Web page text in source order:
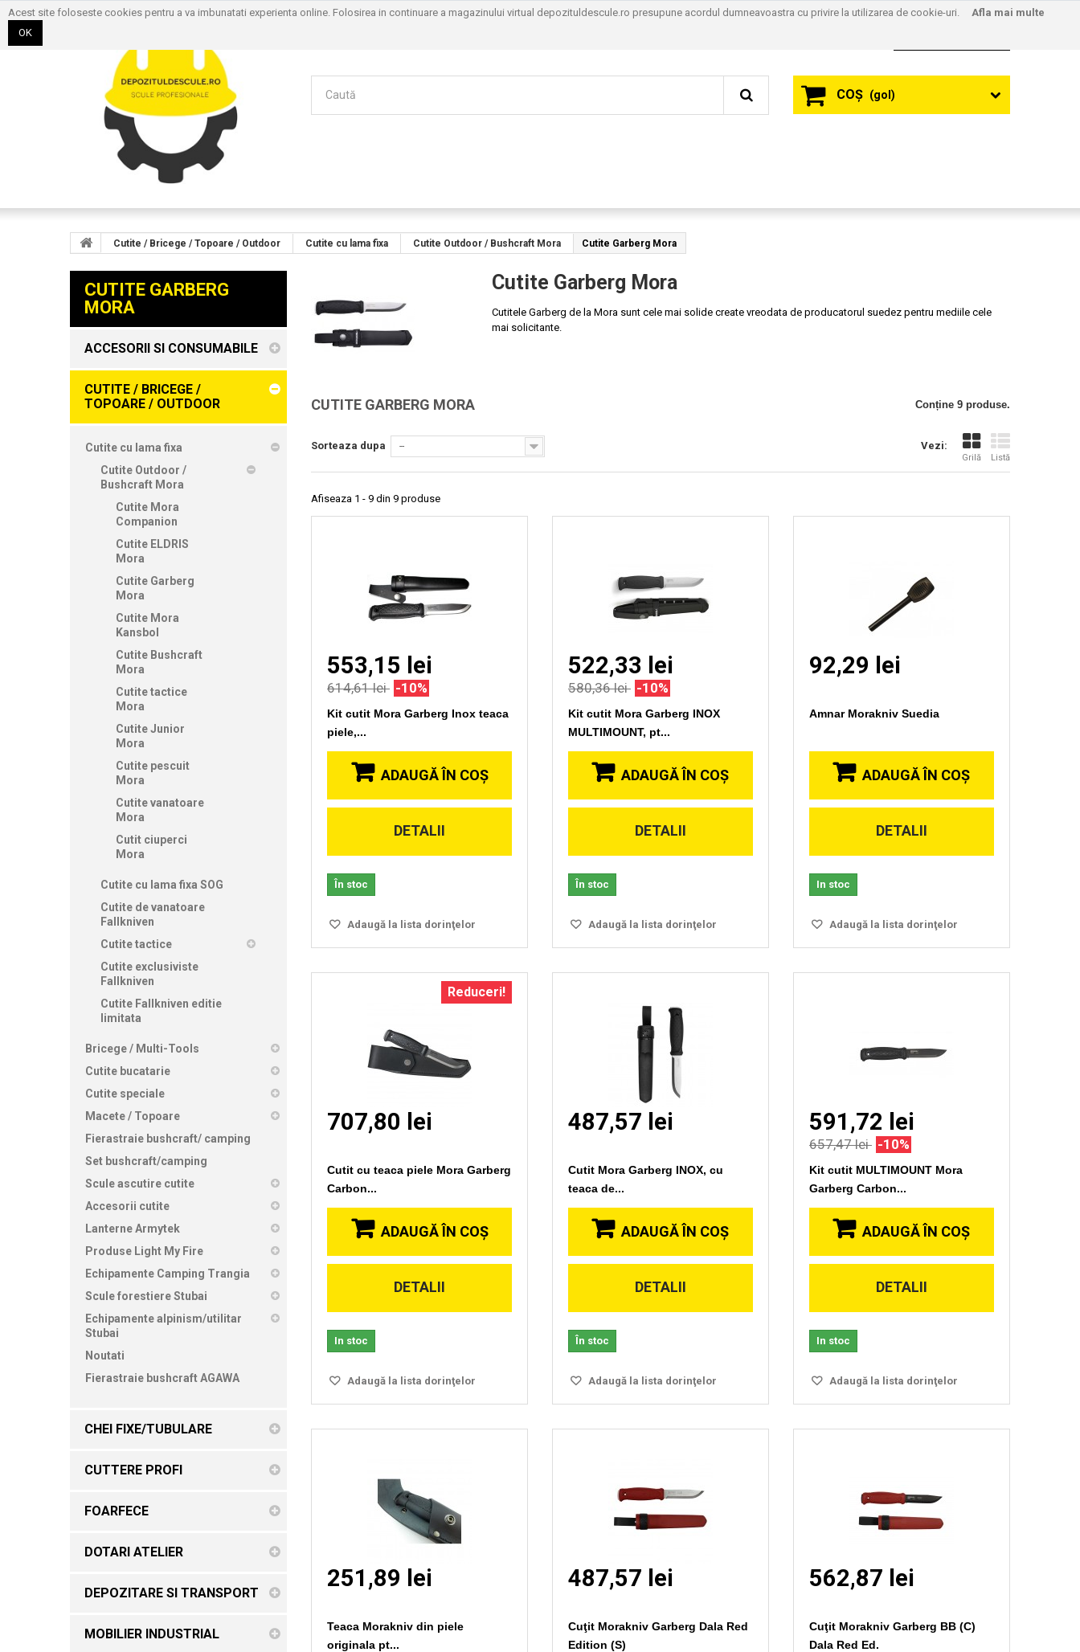
COŞ (gol)
Cutite / Bricege / Topoare / Outdoor Cutite cu lama fixa Cutite Outdoor / Bushcraft Mora Cutite Garberg Mora
CUTITE GARBERG
MORA
ACCESORII SI CONSUMABILE
CUTITE / BRICEGE /
TOPOARE / OUTDOOR
Cutite cu lama fixa
Cutite Outdoor /
Bushcraft Mora
Cutite Mora
Companion
Cutite ELDRIS
Mora
Cutite Garberg
Mora
Cutite Mora
Kansbol
Cutite Bushcraft
Mora
Cutite tactice
Mora
Cutite Junior
Mora
Cutite pescuit
Mora
Cutite vanatoare
Mora
Cutit ciuperci
Mora
Cutite cu lama fixa SOG
Cutite de vanatoare
Fallkniven
Cutite tactice
Cutite exclusiviste
Fallkniven
Cutite Fallkniven editie
limitata
Bricege / Multi-Tools
Cutite bucatarie
Cutite speciale
Macete / Topoare
Fierastraie bushcraft/ camping
Set bushcraft/camping
Scule ascutire cutite
Accesorii cutite
Lanterne Armytek
Produse Light My Fire
Echipamente Camping Trangia
Scule forestiere Stubai
Echipamente alpinism/utilitar
Stubai
Noutati
Fierastraie bushcraft AGAWA
CHEI FIXE/TUBULARE
CUTTERE PROFI
FOARFECE
DOTARI ATELIER
DEPOZITARE SI TRANSPORT
MOBILIER INDUSTRIAL
Cutite Garberg Mora
Cutitele Garberg de la Mora sunt cele mai solide create vreodata de producatorul suedez pentru mediile cele
mai solicitante.
CUTITE GARBERG MORA Conține 9 produse.
Vezi:
Grilă Listă
Sorteaza dupa --
Afiseaza 1 - 9 din 9 produse
553,15 lei
614,61 lei -10%
Kit cutit Mora Garberg Inox teaca
piele,...
ADAUGĂ ÎN COŞ
DETALII
În stoc
Adaugă la lista dorinţelor
522,33 lei
580,36 lei -10%
Kit cutit Mora Garberg INOX
MULTIMOUNT, pt...
ADAUGĂ ÎN COŞ
DETALII
În stoc
Adaugă la lista dorinţelor
92,29 lei
Amnar Morakniv Suedia
ADAUGĂ ÎN COŞ
DETALII
In stoc
Adaugă la lista dorinţelor
Vizionare
Reduceri!
707,80 lei
Cutit cu teaca piele Mora Garberg
Carbon...
ADAUGĂ ÎN COŞ
DETALII
In stoc
Adaugă la lista dorinţelor
Vizionare
487,57 lei
Cutit Mora Garberg INOX, cu
teaca de...
ADAUGĂ ÎN COŞ
DETALII
În stoc
Adaugă la lista dorinţelor
Vizionare
591,72 lei
657,47 lei -10%
Kit cutit MULTIMOUNT Mora
Garberg Carbon...
ADAUGĂ ÎN COŞ
DETALII
In stoc
Adaugă la lista dorinţelor
Vizionare
251,89 lei
Teaca Morakniv din piele
originala pt...
Vizionare
487,57 lei
Cuţit Morakniv Garberg Dala Red
Edition (S)
Vizionare
562,87 lei
Cuţit Morakniv Garberg BB (C)
Dala Red Ed.
Acest site foloseste cookies pentru a va imbunatati experienta online. Folosirea in continuare a magazinului virtual depozituldescule.ro presupune acordul dumneavoastra cu privire la utilizarea de cookie-uri. Afla mai multe
OK